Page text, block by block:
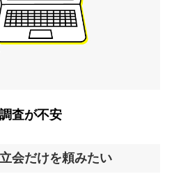
査が不安
会だけを頼みたい